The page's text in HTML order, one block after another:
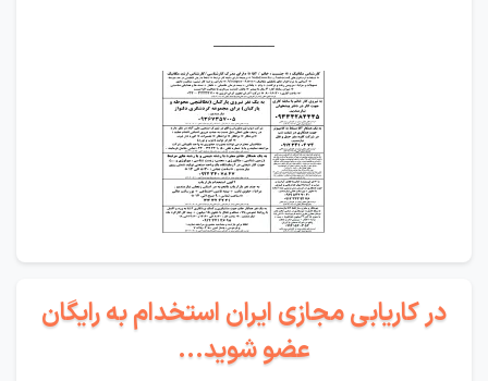
________
در کاریابی مجازی ایران استخدام به رایگان
عضو شوید...